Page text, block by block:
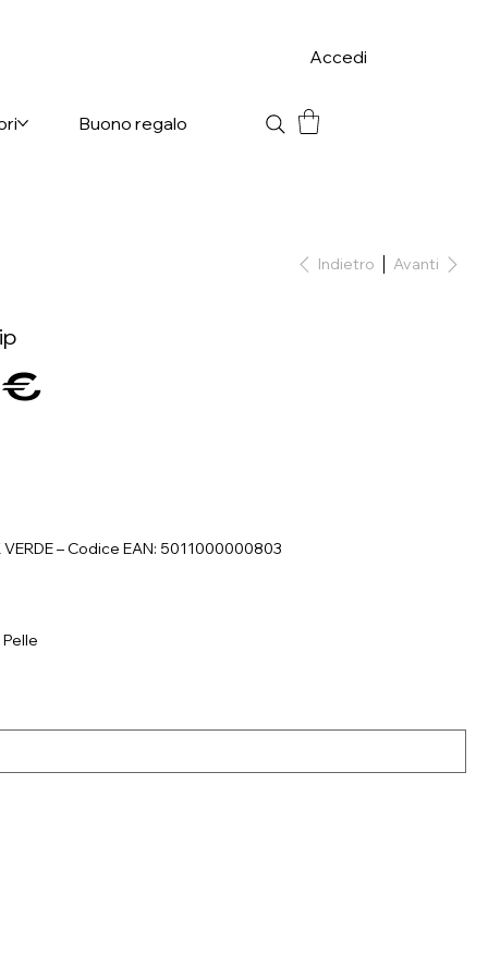
Buono regalo
Accedi
Indietro Avanti
€
– Codice EAN: 5011000000803